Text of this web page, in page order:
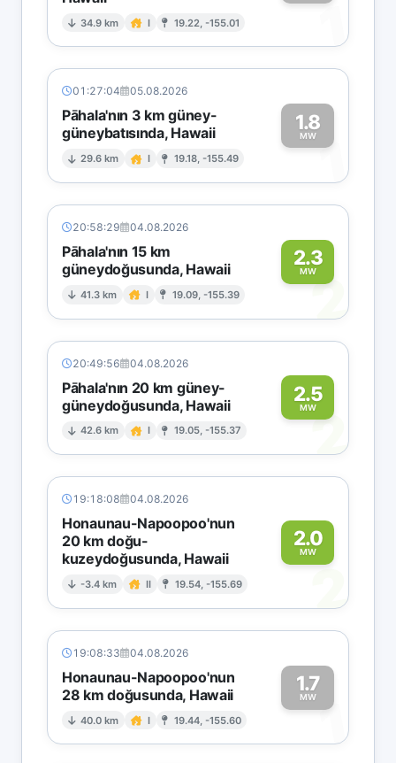
34.9 km I 19.22, -155.01 1
01:27:04 05.08.2026
Pāhala'nın 3 km güney-
güneybatısında, Hawaii
29.6 km I 19.18, -155.49
1.8
MW1
20:58:29 04.08.2026
Pāhala'nın 15 km
güneydoğusunda, Hawaii
41.3 km I 19.09, -155.39
2.3
MW2
20:49:56 04.08.2026
Pāhala'nın 20 km güney-
güneydoğusunda, Hawaii
42.6 km I 19.05, -155.37
2.5
MW2
19:18:08 04.08.2026
Honaunau-Napoopoo'nun
20 km doğu-
kuzeydoğusunda, Hawaii
-3.4 km II 19.54, -155.69
2.0
MW
2
19:08:33 04.08.2026
Honaunau-Napoopoo'nun
28 km doğusunda, Hawaii
40.0 km I 19.44, -155.60
1.7
MW1